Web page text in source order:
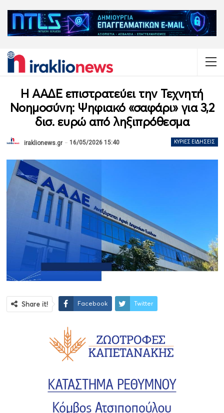
Η ΑΑΔΕ επιστρατεύει την Τεχνητή
Νοημοσύνη: Ψηφιακό «σαφάρι» για 3,2
δισ. ευρώ από ληξιπρόθεσμα
ΚΎΡΙΕΣ ΕΙΔΉΣΕΙΣ
iraklionews.gr 16/05/2026 15:40
Share it! Facebook Twitter